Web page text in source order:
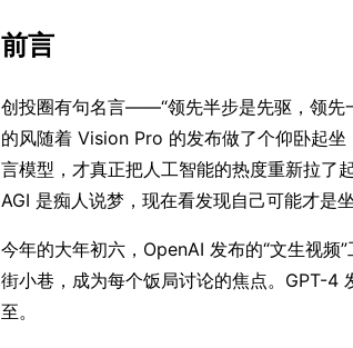
前言
创投圈有句名言——“领先半步是先驱，领先
的风随着 Vision Pro 的发布做了个仰卧起
言模型，才真正把人工智能的热度重新拉
AGI 是痴人说梦，现在看发现自己可能才是坐
今年的大年初六，OpenAI 发布的“文生视频
街小巷，成为每个饭局讨论的焦点。GPT-4
至。